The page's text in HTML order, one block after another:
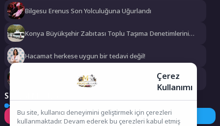
Bilgesu Erenus Son Yolculuğuna Uğurlandı
Konya Büyükşehir Zabıtası Toplu Taşıma Denetimlerini
Hacamat herkese uygun bir tedavi değil!
Konya Bisiklet Festivali’nin Açılışı Coşkuyla Gerçekleşti
Sosyal Medya
Instagram Facebook Twitter
Çerez
Kullanımı
Bu site, kullanıcı deneyimini geliştirmek için çerezleri
kullanmaktadır. Devam ederek bu çerezleri kabul etmiş